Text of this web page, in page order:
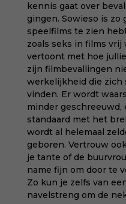
kennis gaat over
gingen. Sowieso is zo
speelfilms te zien
zoals seks in films
vertoont met hoe
zijn filmbevallingen
werkelijkheid die zich
vinden. Er wordt
minder
standaard met het
wordt al helemaal
geboren. Vertrouw
je tante of de
name fijn om door te
Zo kun je zelfs van
navelstreng om de